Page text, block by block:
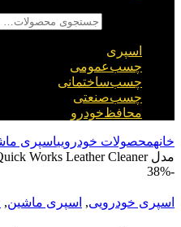
اسپری
چسب‌عمومی
چسب‌ساختمانی
چسب‌صنعتی
محافظ‌خودرو
خانهمحصولات خودروییاسپری
مدل Quick Works Leather Cleaner
-
38%
اسپری خودرویی, اسپری ماشین,